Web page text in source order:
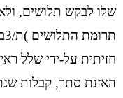
שלו לבקש תלושים,
חזיתית על-ידי שלל
האזנת סתר, קבלות